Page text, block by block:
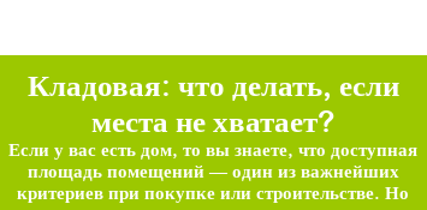
Кладовая: что делать, если
места не хватает?
Если у вас есть дом, то вы знаете, что доступная
площадь помещений — один из важнейших
критериев при покупке или строительстве. Но